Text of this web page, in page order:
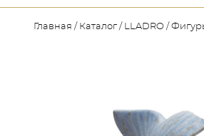
Главная Каталог LLADRO